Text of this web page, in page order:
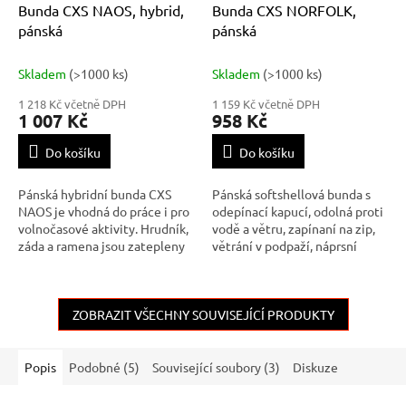
Bunda CXS NAOS, hybrid,
pánská
Skladem (>1000 ks)
1 218 Kč včetně DPH
1 007 Kč
Do košíku
Pánská hybridní bunda CXS
NAOS je vhodná do práce i pro
volnočasové aktivity. Hrudník,
záda a ramena jsou zatepleny
vlastnosti. Rukávy, boky a
límec z prodyšného úpletu
neomezují v pohybu a z
Bunda CXS NORFOLK,
pánská
Skladem (>1000 ks)
1 159 Kč včetně DPH
958 Kč
Do košíku
Pánská softshellová bunda s
odepínací kapucí, odolná proti
vodě a větru, zapínaní na zip,
větrání v podpaží, náprsní
rukávech, stahování v dolním
okraji, reflexní doplňky, TPU
membrána. Odolnost mat
ZOBRAZIT VŠECHNY SOUVISEJÍCÍ PRODUKTY
Popis Podobné (5) Související soubory (3) Diskuze